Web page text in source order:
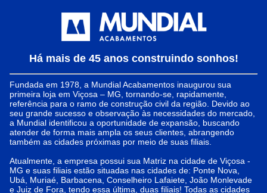
Há mais de 45 anos construindo sonhos!
Fundada em 1978, a Mundial Acabamentos inaugurou sua
primeira loja em Viçosa – MG, tornando-se, rapidamente,
referência para o ramo de construção civil da região. Devido ao
seu grande sucesso e observação às necessidades do mercado,
a Mundial identificou a oportunidade de expansão, buscando
atender de forma mais ampla os seus clientes, abrangendo
também as cidades próximas por meio de suas filiais.
Atualmente, a empresa possui sua Matriz na cidade de Viçosa -
MG e suas filiais estão situadas nas cidades de: Ponte Nova,
Ubá, Muriaé, Barbacena, Conselheiro Lafaiete, João Monlevade
e Juiz de Fora, tendo essa última, duas filiais! Todas as cidades